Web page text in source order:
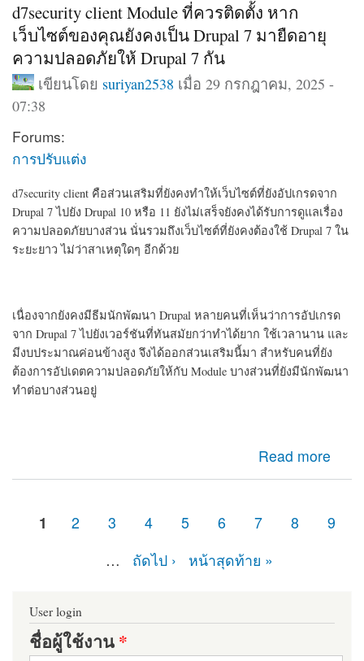
d7security client Module ที่ควรติดตั้ง หาก
เว็บไซต์ของคุณยังคงเป็น Drupal 7 มายืดอายุ
ความปลอดภัยให้ Drupal 7 กัน
เขียนโดย suriyan2538 เมื่อ 29 กรกฎาคม, 2025 -
07:38
Forums:
การปรับแต่ง
d7security client คือส่วนเสริมที่ยังคงทำให้เว็บไซต์ที่ยังอัปเกรดจาก
Drupal 7 ไปยัง Drupal 10 หรือ 11 ยังไม่เสร็จยังคงได้รับการดูแลเรื่อง
ความปลอดภัยบางส่วน นั่นรวมถึงเว็บไซต์ที่ยังคงต้องใช้ Drupal 7 ใน
ระยะยาว ไม่ว่าสาเหตุใดๆ อีกด้วย
เนื่องจากยังคงมีธีมนักพัฒนา Drupal หลายคนที่เห็นว่าการอัปเกรด
จาก Drupal 7 ไปยังเวอร์ชันที่ทันสมัยกว่าทำได้ยาก ใช้เวลานาน และ
มีงบประมาณค่อนข้างสูง จึงได้ออกส่วนเสริมนี้มา สำหรับคนที่ยัง
ต้องการอัปเดตความปลอดภัยให้กับ Module บางส่วนที่ยังมีนักพัฒนา
ทำต่อบางส่วนอยู่
Read more
about d7security client Module ที่ควรติดตั้ง หากเว็บไซต์
ของคุณยังคงเป็น Drupal 7 มายืดอายุความปลอดภัยให้
1 2 3 4 5 6 7 8
9
…
ถัดไป › หน้าสุดท้าย »
User login
ชื่อผู้ใช้งาน*